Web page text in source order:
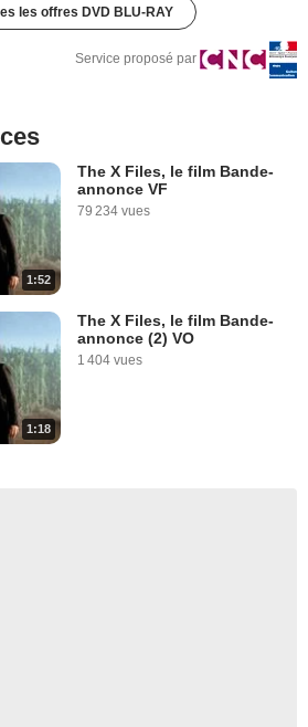
les offres DVD BLU-RAY
Service proposé par
1:52
The X Files, le film Bande-
annonce VF
79 234 vues
1:18
The X Files, le film Bande-
annonce (2) VO
1 404 vues